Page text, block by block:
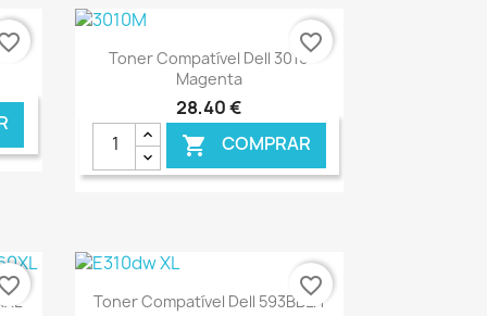
Ver+
Toner Compatível Dell 3010
Magenta
28,40 €
 COMPRAR
favorite_border
Ver+
Toner Compatível Dell 593BBLH
favorite_border